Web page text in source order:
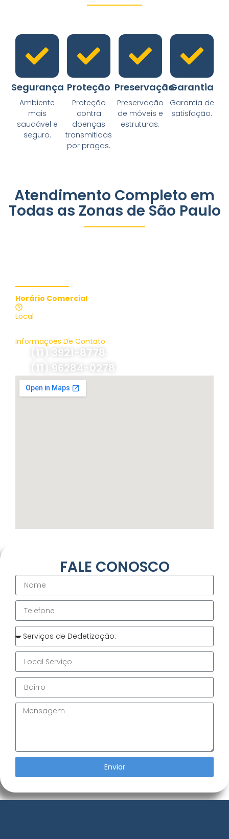
Segurança
Ambiente
mais
saudável e
seguro.
Proteção
Proteção
contra
doenças
transmitidas
por pragas.
Preservação
Preservação
de móveis e
estruturas.
Garantia
Garantia de
satisfação.
Atendimento Completo em
Todas as Zonas de São Paulo
Horário Comercial
Local
Informações De Contato
(11) 3921-8778
(11) 96284-0278
FALE CONOSCO
Enviar